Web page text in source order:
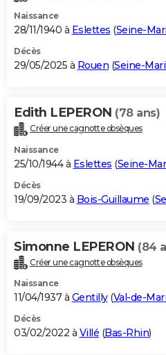
Naissance
28/11/1940 à Eslettes (Seine-
Décès
29/05/2025 à Rouen (Seine-
Edith LEPERON (78 ans)
Créer une cagnotte obsèques
Naissance
25/10/1944 à Eslettes (Seine-
Décès
19/09/2023 à Bois-Guillaume (
Simonne LEPERON (84
Créer une cagnotte obsèques
Naissance
11/04/1937 à Gentilly(Val-de-
Décès
03/02/2022 à Villé (Bas-Rhin)